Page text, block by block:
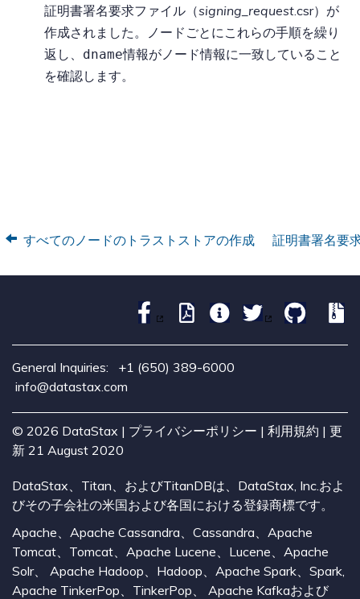
証明書署名要求ファイル（signing_request.csr）が
作成されました。ノードごとにこれらの手順を繰り
返し、 dname情報がノード情報に一致していること
を確認します。
すべてのノードのトラストストアの作成 証明書署名要
General Inquiries: +1 (650) 389-6000
info@datastax.com
© 2026 DataStax | プライバシーポリシー | 利用規約 | 更
新 21 August 2020
DataStax、Titan、およびTitanDBは、DataStax, Inc.およ
びその子会社の米国および各国における登録商標です。
Apache、Apache Cassandra、Cassandra、Apache
Tomcat、Tomcat、Apache Lucene、Lucene、Apache
Solr、 Apache Hadoop、Hadoop、Apache Spark、Spark,
Apache TinkerPop、TinkerPop、 Apache Kafkaおよび